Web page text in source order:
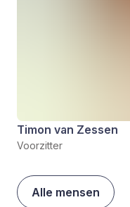
Timon van Zessen
Voorzitter
Alle mensen